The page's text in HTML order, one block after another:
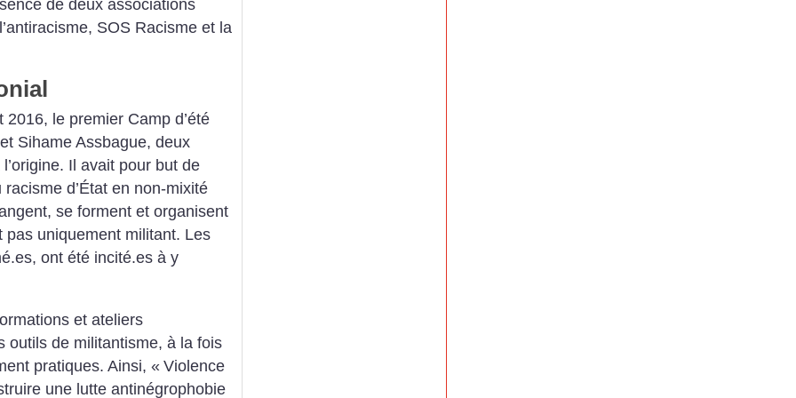
de deux associations
SOS Racisme et la
le premier Camp d’été
Sihame Assbague, deux
Il avait pour but de
d’État en non-mixité
se forment et organisent
pas uniquement militant. Les
ont été incité.es à y
et ateliers
outils de militantisme, à la fois
pratiques. Ainsi, « Violence
une lutte antinégrophobie